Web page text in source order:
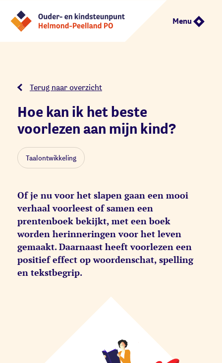
Menu
Terug naar overzicht
Hoe kan ik het beste
voorlezen aan mijn kind?
Taalontwikkeling
Of je nu voor het slapen gaan een mooi
verhaal voorleest of samen een
prentenboek bekijkt, met een boek
worden herinneringen voor het leven
gemaakt. Daarnaast heeft voorlezen een
positief effect op woordenschat, spelling
en tekstbegrip.